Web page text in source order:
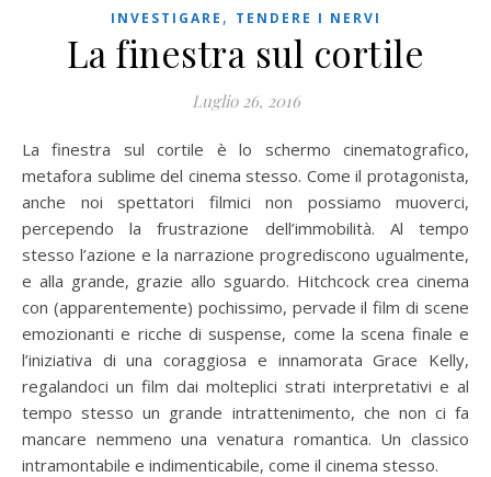
INVESTIGARE , TENDERE I NERVI
La finestra sul cortile
Luglio 26, 2016
La finestra sul cortile è lo schermo cinematografico,
metafora sublime del cinema stesso. Come il protagonista,
anche noi spettatori filmici non possiamo muoverci,
percependo la frustrazione dell’immobilità. Al tempo
stesso l’azione e la narrazione progrediscono ugualmente,
e alla grande, grazie allo sguardo. Hitchcock crea cinema
con (apparentemente) pochissimo, pervade il film di scene
emozionanti e ricche di suspense, come la scena finale e
l’iniziativa di una coraggiosa e innamorata Grace Kelly,
regalandoci un film dai molteplici strati interpretativi e al
tempo stesso un grande intrattenimento, che non ci fa
mancare nemmeno una venatura romantica. Un classico
intramontabile e indimenticabile, come il cinema stesso.